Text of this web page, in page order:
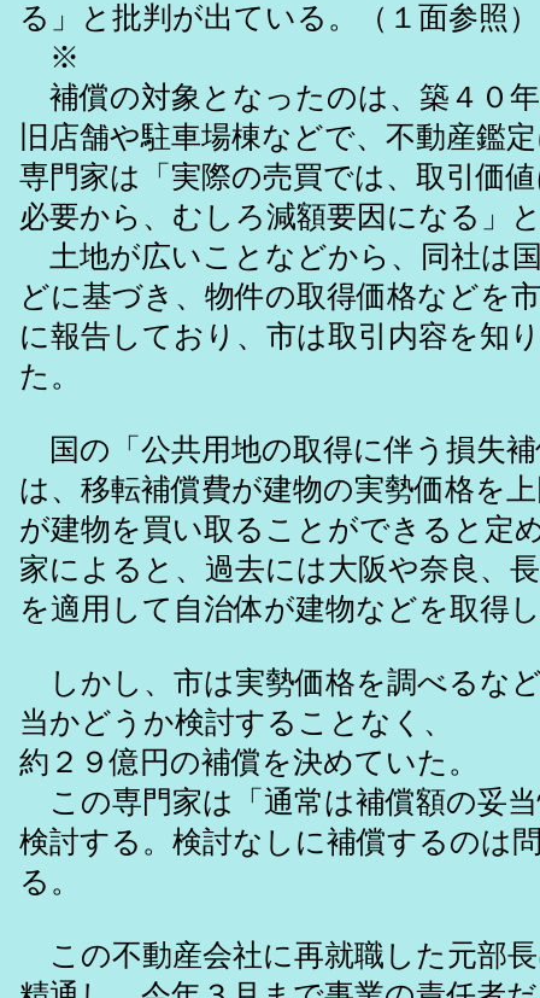
る」と批判が出ている。（１面参照）
※
補償の対象となったのは、築４０
旧店舗や駐車場棟などで、不動産鑑
専門家は「実際の売買では、取引価
必要から、むしろ減額要因になる」
土地が広いことなどから、同社は
どに基づき、物件の取得価格などを
に報告しており、市は取引内容を知
た。
国の「公共用地の取得に伴う損失
は、移転補償費が建物の実勢価格を
が建物を買い取ることができると定
家によると、過去には大阪や奈良、
を適用して自治体が建物などを取得
しかし、市は実勢価格を調べるな
当かどうか検討することなく、
約２９億円の補償を決めていた。
この専門家は「通常は補償額の妥
検討する。検討なしに補償するのは
る。
この不動産会社に再就職した元部